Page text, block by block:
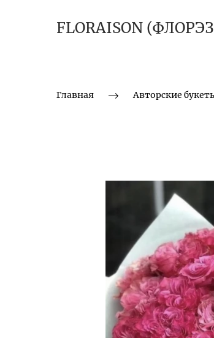
FLORAISON
Главная Авторские